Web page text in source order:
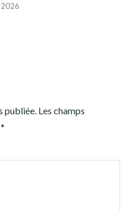
publiée. Les champs
*